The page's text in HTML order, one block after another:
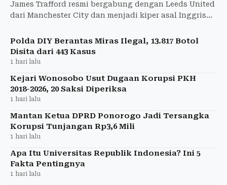
James Trafford resmi bergabung dengan Leeds United
dari Manchester City dan menjadi kiper asal Inggris
Polda DIY Berantas Miras Ilegal, 13.817 Botol
Disita dari 443 Kasus
1 hari lalu
Kejari Wonosobo Usut Dugaan Korupsi PKH
2018-2026, 20 Saksi Diperiksa
1 hari lalu
Mantan Ketua DPRD Ponorogo Jadi Tersangka
Korupsi Tunjangan Rp3,6 Mili
1 hari lalu
Apa Itu Universitas Republik Indonesia? Ini 5
Fakta Pentingnya
1 hari lalu